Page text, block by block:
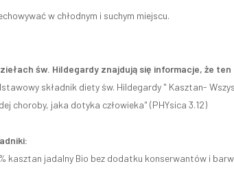
w chłodnym i suchym miejscu.
św. Hildegardy znajdują się informacje, że
składnik diety św. Hildegardy " Kasztan-
choroby, jaka dotyka człowieka" (PHYsica 3.12)
kasztan jadalny Bio bez dodatku konserwantów i